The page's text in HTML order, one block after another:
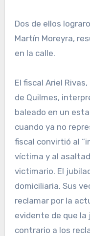
Dos de ellos
Martín Moreyra,
en la calle.
El fiscal Ariel
de Quilmes,
baleado en un
cuando ya no
fiscal convirtió al
víctima y al
victimario. El
domiciliaria. Sus
reclamar por la
evidente de que
contrario a los